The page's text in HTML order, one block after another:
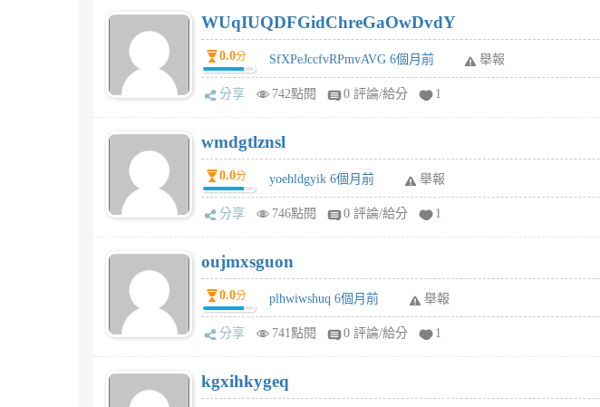
WUqIUQDFGidChreGaOwDvdY
0.0分 SfXPeJccfvRPmvAVG 6個月前 舉報
分享 742點閱 0 評論/給分 1
wmdgtlznsl
0.0分 yoehldgyik 6個月前 舉報
分享 746點閱 0 評論/給分 1
oujmxsguon
0.0分 plhwiwshuq 6個月前 舉報
分享 741點閱 0 評論/給分 1
kgxihkygeq